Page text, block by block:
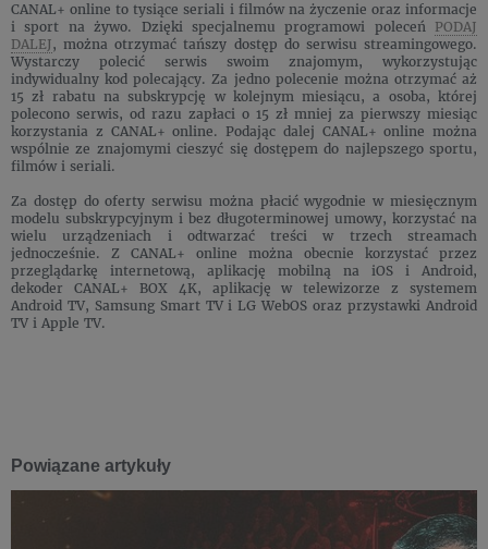
CANAL+ online to tysiące seriali i filmów na życzenie oraz informacje
i sport na żywo. Dzięki specjalnemu programowi poleceń PODAJ
DALEJ, można otrzymać tańszy dostęp do serwisu streamingowego.
Wystarczy polecić serwis swoim znajomym, wykorzystując
indywidualny kod polecający. Za jedno polecenie można otrzymać aż
15 zł rabatu na subskrypcję w kolejnym miesiącu, a osoba, której
polecono serwis, od razu zapłaci o 15 zł mniej za pierwszy miesiąc
korzystania z CANAL+ online. Podając dalej CANAL+ online można
wspólnie ze znajomymi cieszyć się dostępem do najlepszego sportu,
filmów i seriali.
Za dostęp do oferty serwisu można płacić wygodnie w miesięcznym
modelu subskrypcyjnym i bez długoterminowej umowy, korzystać na
wielu urządzeniach i odtwarzać treści w trzech streamach
jednocześnie. Z CANAL+ online można obecnie korzystać przez
przeglądarkę internetową, aplikację mobilną na iOS i Android,
dekoder CANAL+ BOX 4K, aplikację w telewizorze z systemem
Android TV, Samsung Smart TV i LG WebOS oraz przystawki Android
TV i Apple TV.
Powiązane artykuły